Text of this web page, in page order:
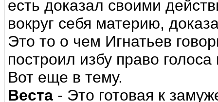
есть доказал своими
вокруг себя материю,
Это то о чем Игнатьев
построил избу право
Вот еще в тему.
Веста - Это готовая к